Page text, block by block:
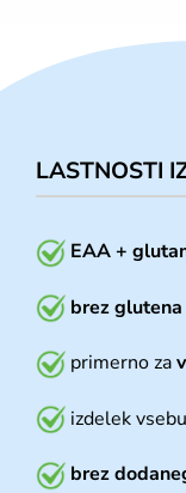
LASTNOSTI
EAA +
brez
primerno za
izdelek
brez